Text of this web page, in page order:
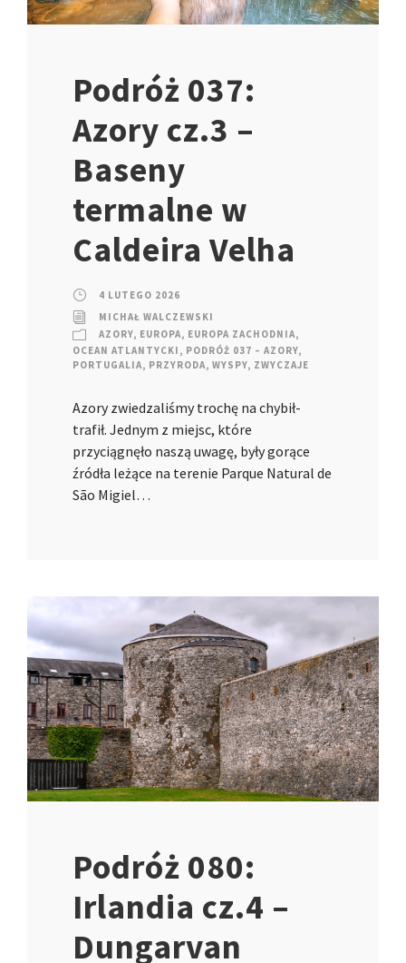
Podróż 037:
Azory cz.3 –
Baseny
termalne w
Caldeira Velha
4 LUTEGO 2026
MICHAŁ WALCZEWSKI
AZORY, EUROPA, EUROPA ZACHODNIA,
OCEAN ATLANTYCKI , PODRÓŻ 037 – AZORY,
PORTUGALIA, PRZYRODA, WYSPY, ZWYCZAJE
Azory zwiedzaliśmy trochę na chybił-
trafił. Jednym z miejsc, które
przyciągnęło naszą uwagę, były gorące
źródła leżące na terenie Parque Natural de
São Migiel…
Podróż 080:
Irlandia cz.4 –
Dungarvan